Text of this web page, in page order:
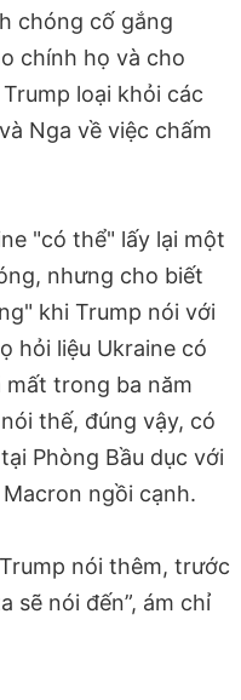
chóng cố gắng
chính họ và cho
loại khỏi các
Nga về việc chấm
"có thể" lấy lại một
nhưng cho biết
khi Trump nói với
hỏi liệu Ukraine có
mất trong ba năm
thế, đúng vậy, có
Phòng Bầu dục với
ngồi cạnh.
nói thêm, trước
sẽ nói đến”, ám chỉ